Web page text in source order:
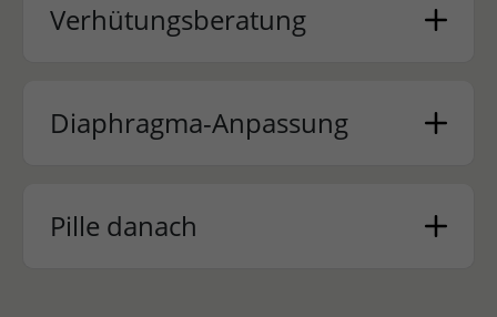
Verhütungsberatung
Diaphragma-Anpassung
Pille danach